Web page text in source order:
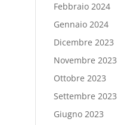
Febbraio 2024
Gennaio 2024
Dicembre 2023
Novembre 2023
Ottobre 2023
Settembre 2023
Giugno 2023